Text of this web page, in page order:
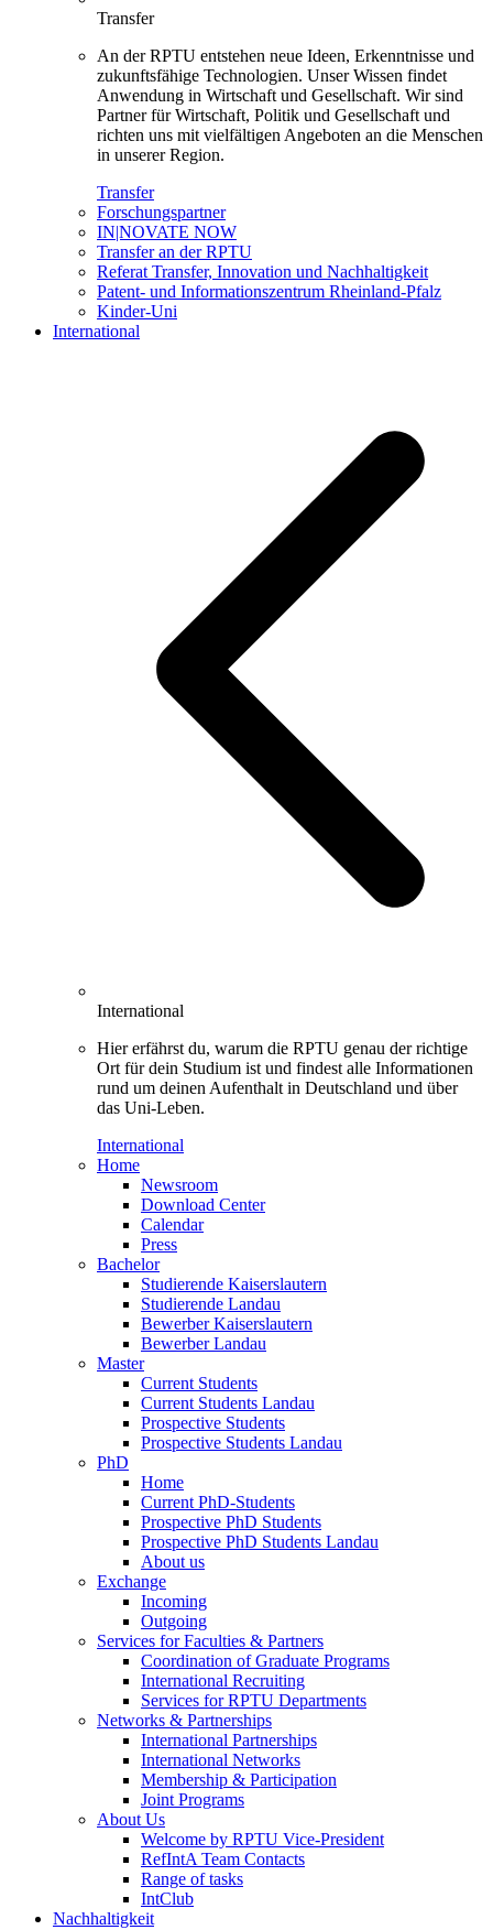
Transfer
An der RPTU entstehen neue Ideen, Erkenntnisse und
zukunftsfähige Technologien. Unser Wissen findet
Anwendung in Wirtschaft und Gesellschaft. Wir sind
Partner für Wirtschaft, Politik und Gesellschaft und
richten uns mit vielfältigen Angeboten an die Menschen
in unserer Region.
Transfer
Forschungspartner
IN|NOVATE NOW
Transfer an der RPTU
Referat Transfer, Innovation und Nachhaltigkeit
Patent- und Informationszentrum Rheinland-Pfalz
Kinder-Uni
International
International
Hier erfährst du, warum die RPTU genau der richtige
Ort für dein Studium ist und findest alle Informationen
rund um deinen Aufenthalt in Deutschland und über
das Uni-Leben.
International
Home
Newsroom
Download Center
Calendar
Press
Bachelor
Studierende Kaiserslautern
Studierende Landau
Bewerber Kaiserslautern
Bewerber Landau
Master
Current Students
Current Students Landau
Prospective Students
Prospective Students Landau
PhD
Home
Current PhD-Students
Prospective PhD Students
Prospective PhD Students Landau
About us
Exchange
Incoming
Outgoing
Services for Faculties & Partners
Coordination of Graduate Programs
International Recruiting
Services for RPTU Departments
Networks & Partnerships
International Partnerships
International Networks
Membership & Participation
Joint Programs
About Us
Welcome by RPTU Vice-President
RefIntA Team Contacts
Range of tasks
IntClub
Nachhaltigkeit